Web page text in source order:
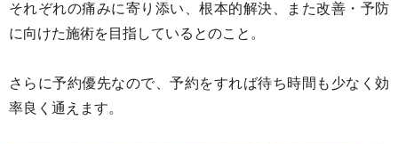
それぞれの痛みに寄り添い、根本的解決、また改善・予防
に向けた施術を目指しているとのこと。
さらに予約優先なので、予約をすれば待ち時間も少なく効
率良く通えます。